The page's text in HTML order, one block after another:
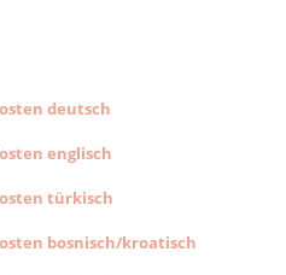
deutsch
englisch
türkisch
bosnisch/kroatisch